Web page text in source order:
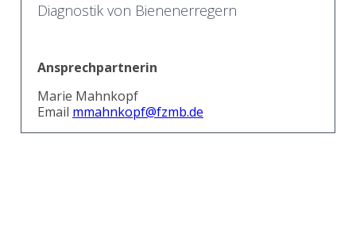
Diagnostik von Bienenerregern
Ansprechpartnerin
Marie Mahnkopf
Email mmahnkopf@fzmb.de